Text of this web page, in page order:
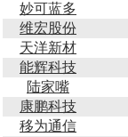
妙可蓝多
维宏股份
天洋新材
能辉科技
陆家嘴
康鹏科技
移为通信